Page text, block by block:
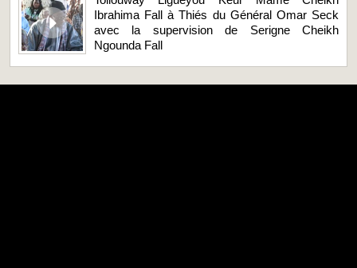
Ibrahima Fall à Thiés du Général Omar Seck
avec la supervision de Serigne Cheikh
Ngounda Fall